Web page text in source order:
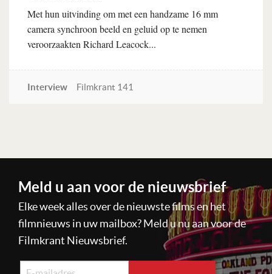
Met hun uitvinding om met een handzame 16 mm
camera synchroon beeld en geluid op te nemen
veroorzaakten Richard Leacock...
Interview Filmkrant 141
Meld u aan voor de nieuwsbrief
Elke week alles over de nieuwste films en het
filmnieuws in uw mailbox? Meld u nu aan voor de
Filmkrant Nieuwsbrief.